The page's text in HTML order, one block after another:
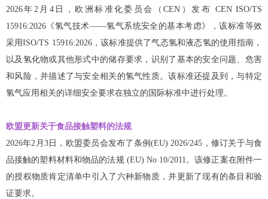
2026年2月4日，欧洲标准化委员会（CEN）发布 CEN ISO/TS
15916:2026《氢气技术——氢气系统安全的基本考虑》，该标准等效
采用ISO/TS 15916:2026，该标准提供了气态氢和液态氢的使用指南，
以及氢化物或其他形式中的储存要求，识别了基本的安全问题、危害
和风险，并描述了与安全相关的氢气性质。该标准还提及到，与特定
氢气应用相关的详细安全要求在独立的国际标准中进行处理。
欧盟更新关于食品接触塑料的法规
2026年2月3日，欧盟委员会发布了条例(EU) 2026/245，修订关于与食
品接触的塑料材料和物品的法规 (EU) No 10/2011。该修正案在附件一
的授权物质肯定清单中引入了六种新物质，并更新了现有的条目和验
证要求。